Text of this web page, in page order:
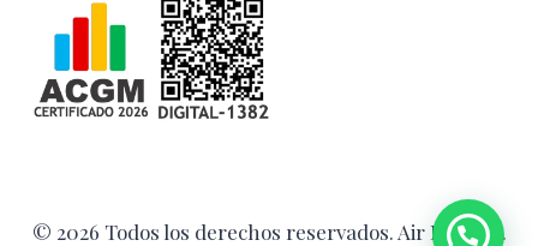
© 2026 Todos los derechos reservados. Air Femme.